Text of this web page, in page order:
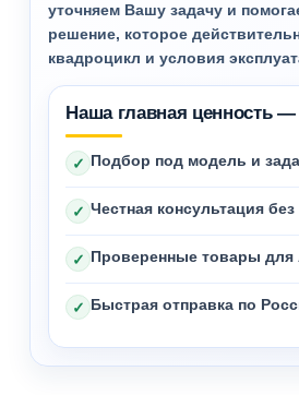
уточняем Вашу задачу и
решение, которое
квадроцикл и условия
Наша главная ценность
✓ Подбор под модель и
✓ Честная консультация
✓ Проверенные товары для
✓ Быстрая отправка по